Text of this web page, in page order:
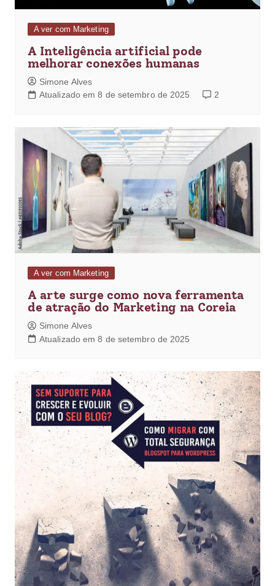
A ver com Marketing
A Inteligência artificial pode
melhorar conexões humanas
Simone Alves
Atualizado em 8 de setembro de 2025
2
A ver com Marketing
A arte surge como nova ferramenta
de atração do Marketing na Coreia
Simone Alves
Atualizado em 8 de setembro de 2025